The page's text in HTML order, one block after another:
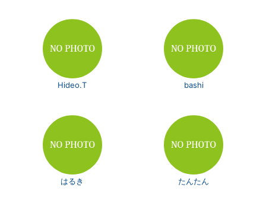
Hideo.T bashi
はるき たんたん